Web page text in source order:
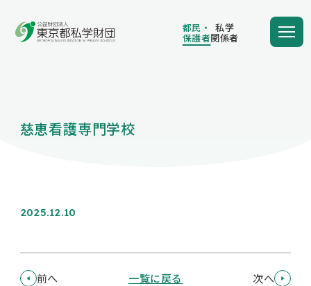
都民・
保護者
私学
関係者
学費を借りる
慈恵看護専門学校
2025.12.10
前へ 一覧に戻る 次へ